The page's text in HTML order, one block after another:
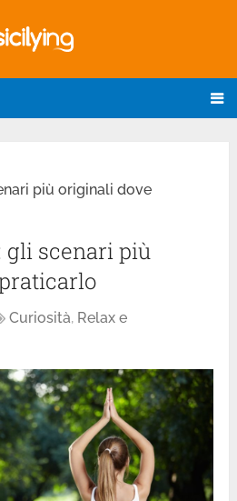
più originali dove
gli scenari più
Curiosità, Relax e